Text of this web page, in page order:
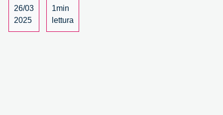
26/03
2025
1min
lettura